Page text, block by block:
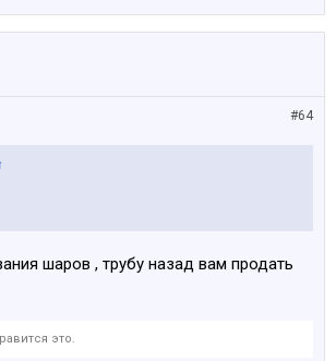
#64
шаров , трубу назад вам продать
это.